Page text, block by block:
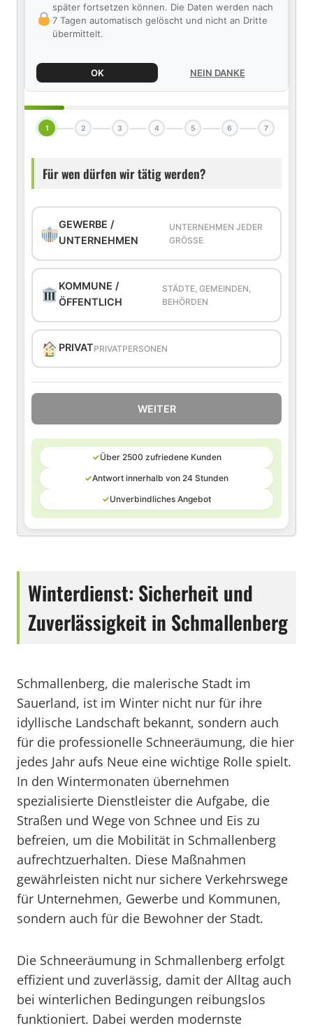
später fortsetzen können. Die Daten werden nach
7 Tagen automatisch gelöscht und nicht an Dritte
übermittelt.
OK NEIN DANKE
1 2 3 4 5 6 7
Für wen dürfen wir tätig werden?
GEWERBE /
UNTERNEHMEN
UNTERNEHMEN JEDER
GRÖSSE
KOMMUNE /
ÖFFENTLICH
STÄDTE, GEMEINDEN,
BEHÖRDEN
PRIVATPRIVATPERSONEN
WEITER
✓Über 2500 zufriedene Kunden
✓Antwort innerhalb von 24 Stunden
✓Unverbindliches Angebot
Winterdienst: Sicherheit und
Zuverlässigkeit in Schmallenberg
Schmallenberg, die malerische Stadt im
Sauerland, ist im Winter nicht nur für ihre
idyllische Landschaft bekannt, sondern auch
für die professionelle Schneeräumung, die hier
jedes Jahr aufs Neue eine wichtige Rolle spielt.
In den Wintermonaten übernehmen
spezialisierte Dienstleister die Aufgabe, die
Straßen und Wege von Schnee und Eis zu
befreien, um die Mobilität in Schmallenberg
aufrechtzuerhalten. Diese Maßnahmen
gewährleisten nicht nur sichere Verkehrswege
für Unternehmen, Gewerbe und Kommunen,
sondern auch für die Bewohner der Stadt.
Die Schneeräumung in Schmallenberg erfolgt
effizient und zuverlässig, damit der Alltag auch
bei winterlichen Bedingungen reibungslos
funktioniert. Dabei werden modernste